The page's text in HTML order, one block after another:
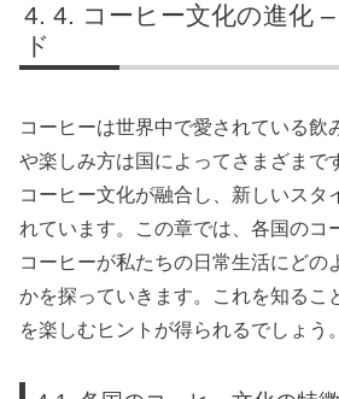
4. コーヒー文化の進化
ド
コーヒーは世界中で愛されている飲
や楽しみ方は国によってさまざまで
コーヒー文化が融合し、新しいスタ
れています。この章では、各国のコ
コーヒーが私たちの日常生活にどの
かを探っていきます。これを知るこ
を楽しむヒントが得られるでしょう。